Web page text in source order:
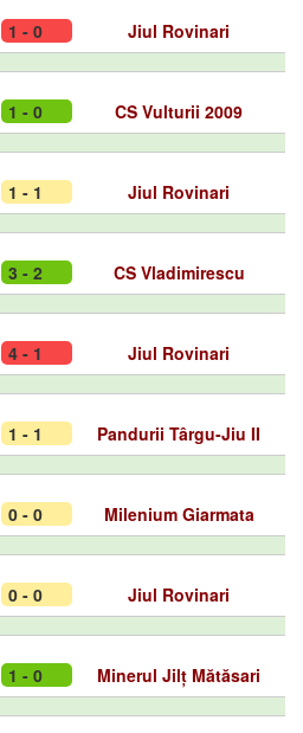
1 - 0 Jiul Rovinari
1 - 0 CS Vulturii 2009
1 - 1 Jiul Rovinari
3 - 2 CS Vladimirescu
4 - 1 Jiul Rovinari
1 - 1 Pandurii Târgu-Jiu II
0 - 0 Milenium Giarmata
0 - 0 Jiul Rovinari
1 - 0 Minerul Jilț Mătăsari